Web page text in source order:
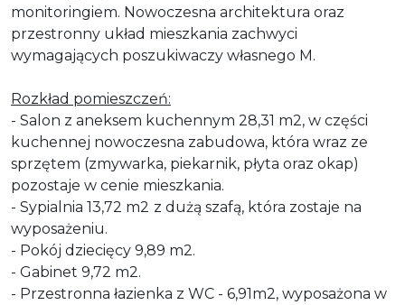
monitoringiem. Nowoczesna architektura oraz
przestronny układ mieszkania zachwyci
wymagających poszukiwaczy własnego M.
Rozkład pomieszczeń:
- Salon z aneksem kuchennym 28,31 m2, w części
kuchennej nowoczesna zabudowa, która wraz ze
sprzętem (zmywarka, piekarnik, płyta oraz okap)
pozostaje w cenie mieszkania.
- Sypialnia 13,72 m2 z dużą szafą, która zostaje na
wyposażeniu.
- Pokój dziecięcy 9,89 m2.
- Gabinet 9,72 m2.
- Przestronna łazienka z WC - 6,91m2, wyposażona w